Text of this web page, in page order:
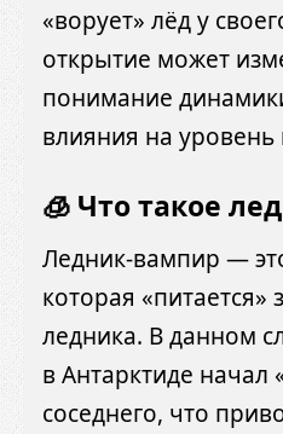
«ворует» лёд у
открытие может
понимание
влияния на
🧊 Что такое
Ледник-вампир —
которая «питается»
ледника. В данном
в Антарктиде начал
соседнего, что